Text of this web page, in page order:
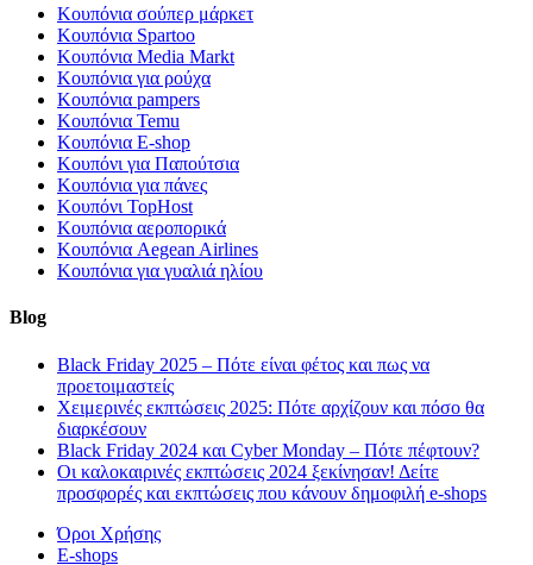
Κουπόνια σούπερ μάρκετ
Κουπόνια Spartoo
Κουπόνια Media Markt
Κουπόνια για ρούχα
Κουπόνια pampers
Κουπόνια Temu
Κουπόνια E-shop
Κουπόνι για Παπούτσια
Κουπόνια για πάνες
Κουπόνι TopHost
Κουπόνια αεροπορικά
Κουπόνια Aegean Airlines
Κουπόνια για γυαλιά ηλίου
Blog
Black Friday 2025 – Πότε είναι φέτος και πως να
προετοιμαστείς
Χειμερινές εκπτώσεις 2025: Πότε αρχίζουν και πόσο θα
διαρκέσουν
Black Friday 2024 και Cyber Monday – Πότε πέφτουν?
Οι καλοκαιρινές εκπτώσεις 2024 ξεκίνησαν! Δείτε
προσφορές και εκπτώσεις που κάνουν δημοφιλή e-shops
Όροι Χρήσης
E-shops